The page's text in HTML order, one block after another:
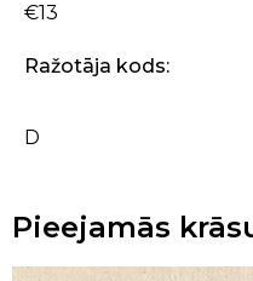
Pieejamās
€13
Ražotāja kods:
D